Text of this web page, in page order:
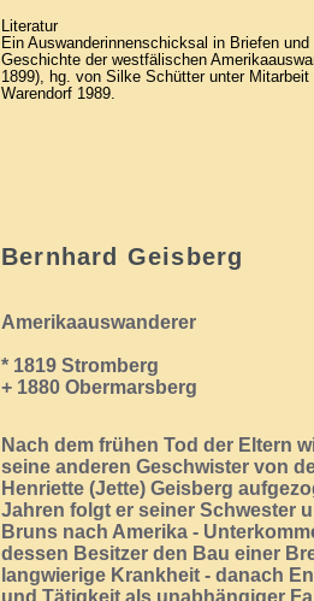
Literatur
Ein Auswanderinnenschicksal in Briefen
Geschichte der westfälischen
1899), hg. von Silke Schütter unter
Warendorf 1989.
Bernhard Geisberg
Amerikaauswanderer
* 1819 Stromberg
+ 1880 Obermarsberg
Nach dem frühen Tod der Eltern
seine anderen Geschwister von
Henriette (Jette) Geisberg
Jahren folgt er seiner Schwester
Bruns nach Amerika -
dessen Besitzer den Bau einer
langwierige Krankheit - danach
und Tätigkeit als unabhängiger